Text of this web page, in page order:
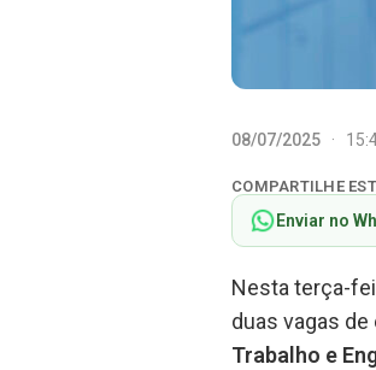
08/07/2025 ·
COMPARTILHE
Enviar no
Nesta terça-
duas vagas
Trabalho e